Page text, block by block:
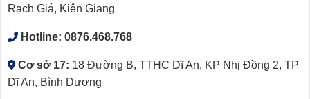
Rạch Giá, Kiên Giang
Hotline: 0876.468.768
Cơ sở 17: 18 Đường B, TTHC Dĩ An, KP Nhị Đồng 2, TP
Dĩ An, Bình Dương